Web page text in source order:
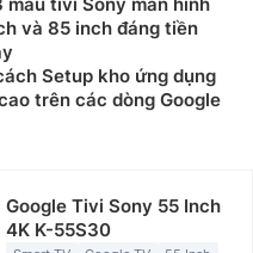
và 85 inch đáng tiền
Setup kho ứng dụng
trên các dòng Google
Google Tivi Sony 55 Inch
4K K-55S30